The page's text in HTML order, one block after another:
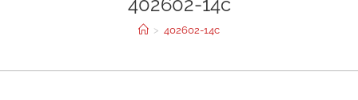
> 402602-14c